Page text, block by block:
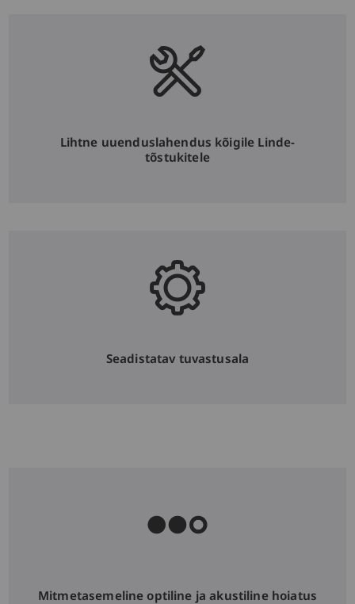
Lihtne uuenduslahendus kõigile Linde-
tõstukitele
Seadistatav tuvastusala
Mitmetasemeline optiline ja akustiline hoiatus